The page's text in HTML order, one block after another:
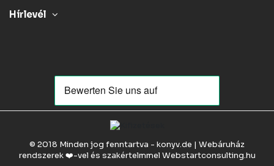
Hírlevél
© 2018 Minden jog fenntartva - konyv.de | Webáruház
rendszerek ❤️-vel és szakértelmmel Webstartconsulting.hu